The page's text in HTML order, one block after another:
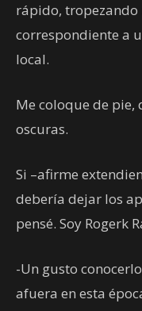
rápido, tropezando
correspondiente a
local.
Me coloque de
oscuras.
Si –afirme
debería dejar los
pensé. Soy Rogerk
-Un gusto
afuera en esta